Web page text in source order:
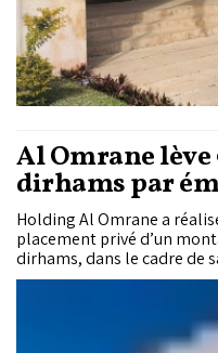
marchés internationaux.
Al Omrane
dirhams par
Holding Al Omrane a
placement privé d’un
dirhams, dans le cadre de
sources de financement.